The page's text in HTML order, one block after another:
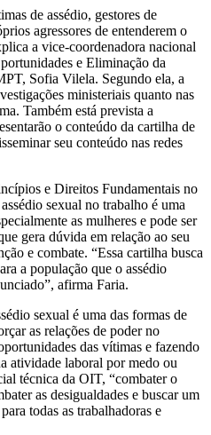
de assédio, gestores de
agressores de entenderem o
a vice-coordenadora nacional
e Eliminação da
Sofia Vilela. Segundo ela, a
ministeriais quanto nas
Também está prevista a
o conteúdo da cartilha de
seu conteúdo nas redes
e Direitos Fundamentais no
sexual no trabalho é uma
as mulheres e pode ser
gera dúvida em relação ao seu
e combate. “Essa cartilha busca
a população que o assédio
afirma Faria.
sexual é uma das formas de
as relações de poder no
das vítimas e fazendo
atividade laboral por medo ou
técnica da OIT, “combater o
as desigualdades e buscar um
todas as trabalhadoras e